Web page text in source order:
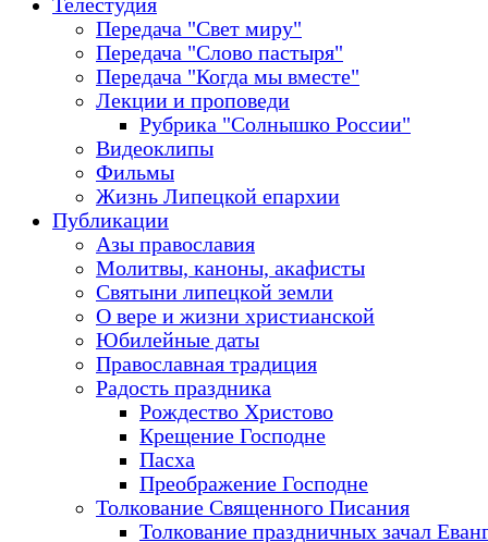
Телестудия
Передача "Свет миру"
Передача "Слово пастыря"
Передача "Когда мы вместе"
Лекции и проповеди
Рубрика "Солнышко России"
Видеоклипы
Фильмы
Жизнь Липецкой епархии
Публикации
Азы православия
Молитвы, каноны, акафисты
Святыни липецкой земли
О вере и жизни христианской
Юбилейные даты
Православная традиция
Радость праздника
Рождество Христово
Крещение Господне
Пасха
Преображение Господне
Толкование Священного Писания
Толкование праздничных зачал